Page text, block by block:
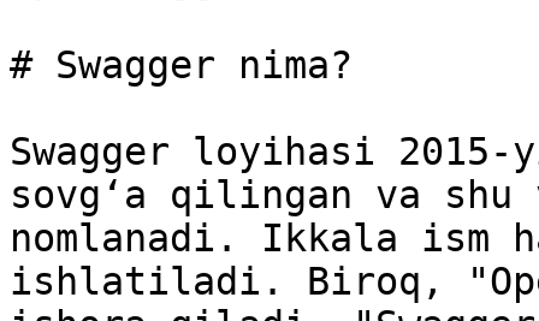
# Swagger nima?
Swagger loyihasi 2015-
sovg‘a qilingan va shu
nomlanadi. Ikkala ism
ishlatiladi. Biroq,